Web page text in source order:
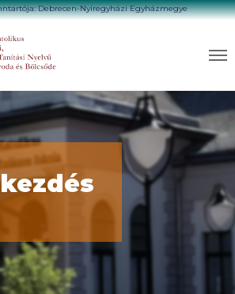
Debrecen-Nyíregyházi Egyházmegye